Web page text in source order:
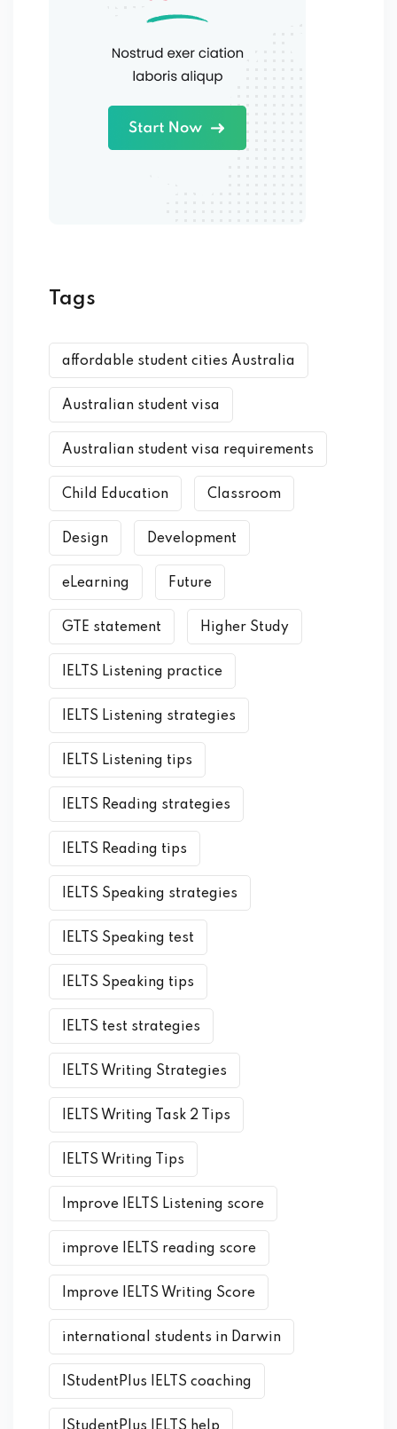
Tags
affordable student cities Australia
Australian student visa
Australian student visa requirements
Child Education Classroom
Design Development
eLearning Future
GTE statement Higher Study
IELTS Listening practice
IELTS Listening strategies
IELTS Listening tips
IELTS Reading strategies
IELTS Reading tips
IELTS Speaking strategies
IELTS Speaking test
IELTS Speaking tips
IELTS test strategies
IELTS Writing Strategies
IELTS Writing Task 2 Tips
IELTS Writing Tips
Improve IELTS Listening score
improve IELTS reading score
Improve IELTS Writing Score
international students in Darwin
IStudentPlus IELTS coaching
IStudentPlus IELTS help